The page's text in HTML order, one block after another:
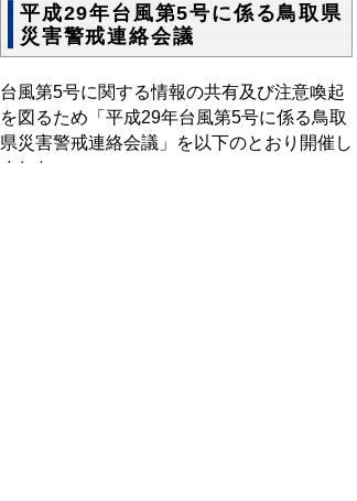
平成29年台風第5号に係る鳥取県
災害警戒連絡会議
台風第5号に関する情報の共有及び注意喚起
を図るため「平成29年台風第5号に係る鳥取
県災害警戒連絡会議」を以下のとおり開催し
ました。